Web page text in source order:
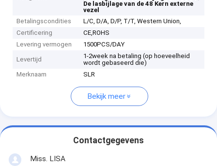
De lasbijlage van de 48 Kern externe
vezel
Betalingscondities
L/C, D/A, D/P, T/T, Western Union,
Certificering
CE,ROHS
Levering vermogen
1500PCS/DAY
Levertijd
1-2week na betaling (op hoeveelheid
wordt gebaseerd die)
Merknaam
SLR
Bekijk meer
Contactgegevens
Miss. LISA